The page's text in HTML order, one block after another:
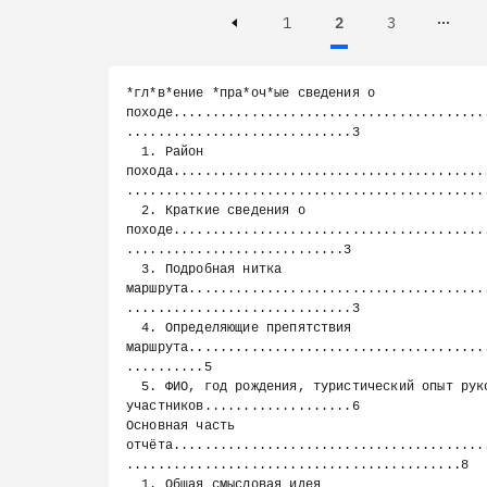
Page
1 Page
2 Active, Page
3
*гл*в*ение *пра*оч*ые сведения о
.............................3
  1. Район
  2. Краткие сведения о
............................3
.............................3
  4. Определяющие препятствия
..........5
участников...................6
Основная часть
...........................................8